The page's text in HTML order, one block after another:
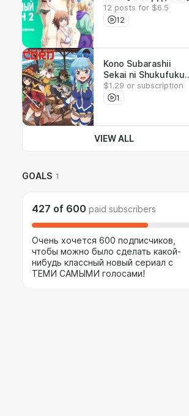
12 posts for $6.5
12
Kono Subarashii
Sekai ni Shukufuku
wo! - Kurenai
Densetsu - Movie
$1.29 or subscription
1
VIEW ALL
GOALS 1
427 of 600 paid subscribers
Очень хочется 600 подписчиков,
чтобы можно было сделать какой-
нибудь классный новый сериал с
ТЕМИ САМЫМИ голосами!